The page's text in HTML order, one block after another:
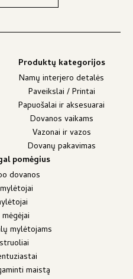
Produktų kategorijos
Namų interjero detalės
Paveikslai / Printai
Papuošalai ir aksesuarai
Dovanos vaikams
Vazonai ir vazos
Dovanų pakavimas
pomėgius
dovanos
mylėtojams
maistą